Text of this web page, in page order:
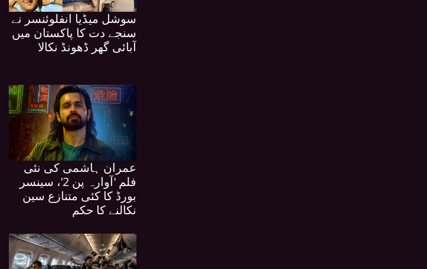
سوشل میڈیا انفلوئنسر نے
سنجے دت کا پاکستان میں
آبائی گھر ڈھونڈ نکالا
عمران ہاشمی کی نئی
فلم 'آوارہ پن 2'، سینسر
بورڈ کا کئی متنازع سین
نکالنے کا حکم